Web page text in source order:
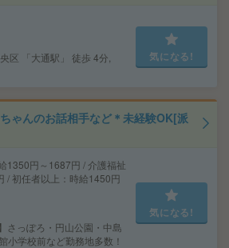
区 「大通駅」 徒歩 4分,
気になる!
ゃんのお話相手など＊未経験OK[派
1350円～1687円 / 介護福祉
/ 初任者以上：時給1450円
さっぽろ・円山公園・中島
小学校前など勤務地多数！
気になる!